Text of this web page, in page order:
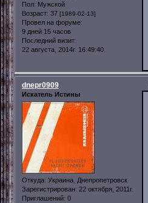
Пол: Мужской
Возраст: 37 [1989-02-13]
Провел на форуме:
9 дней 15 часов
Последний визит:
22 августа, 2014г. 16:49:40
dnepr0909
Искатель Истины
Откуда: Украина, Днепропетровск
Зарегистрирован: 22 октября, 2011г.
Приглашений: 0